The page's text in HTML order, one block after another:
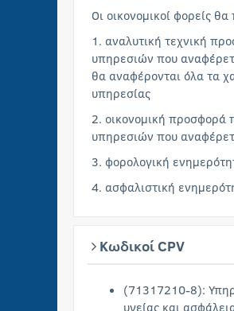
Οι οικονομικοί φορείς
1. αναλυτική τεχνική
υπηρεσιών που
θα αναφέρονται όλα τα
υπηρεσίας
2. οικονομική προσφορά
υπηρεσιών που
3. φορολογική
4. ασφαλιστική
Κωδικοί CPV
(71317210-8):
υγείας και